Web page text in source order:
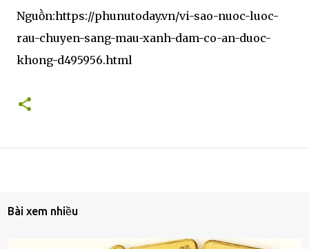
Nguṑn:https://phunutoday.vn/vi-sao-nuoc-luoc-
rau-chuyen-sang-mau-xanh-dam-co-an-duoc-
khong-d495956.html
Bài xem nhiều